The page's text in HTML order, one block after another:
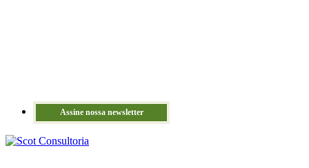
Assine nossa newsletter